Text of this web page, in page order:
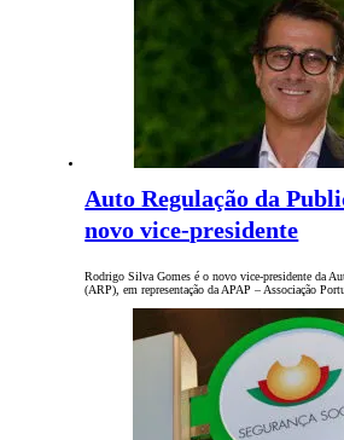
Auto Regulação da
novo vice-presidente
Rodrigo Silva Gomes é o novo vice-presidente da
(ARP), em representação da APAP – Associação